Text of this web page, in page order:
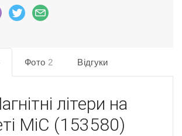
Фото 2 Відгуки
літери на
MiC (153580)